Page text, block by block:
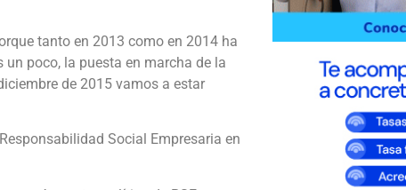
tanto en 2013 como en 2014 ha
poco, la puesta en marcha de la
de 2015 vamos a estar
Social Empresaria en